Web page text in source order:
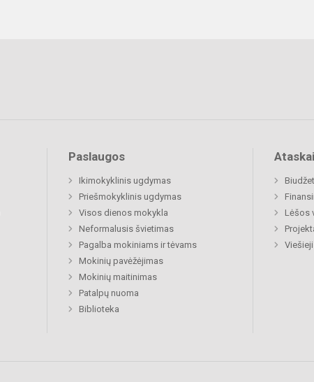
Paslaugos
Ikimokyklinis ugdymas
Priešmokyklinis ugdymas
Visos dienos mokykla
Neformalusis švietimas
Pagalba mokiniams ir tėvams
Mokinių pavėžėjimas
Mokinių maitinimas
Patalpų nuoma
Biblioteka
Lėšos